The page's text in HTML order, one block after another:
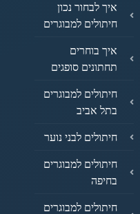
איך לבחור נכון
חיתולים למבוגרים
איך בוחרים
תחתונים סופגים
חיתולים למבוגרים
בתל אביב
חיתולים לבני נוער
חיתולים למבוגרים
בחיפה
חיתולים למבוגרים